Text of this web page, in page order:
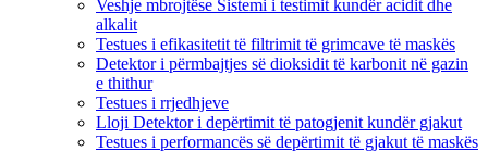
Veshje mbrojtëse Sistemi i testimit kundër acidit dhe
alkalit
Testues i efikasitetit të filtrimit të grimcave të maskës
Detektor i përmbajtjes së dioksidit të karbonit në gazin
e thithur
Testues i rrjedhjeve
Lloji Detektor i depërtimit të patogjenit kundër gjakut
Testues i performancës së depërtimit të gjakut të maskës